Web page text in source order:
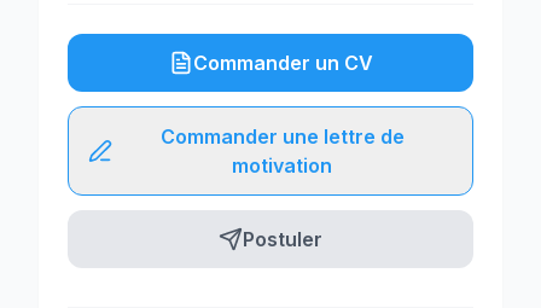
Commander un CV
Commander une lettre de
motivation
Postuler